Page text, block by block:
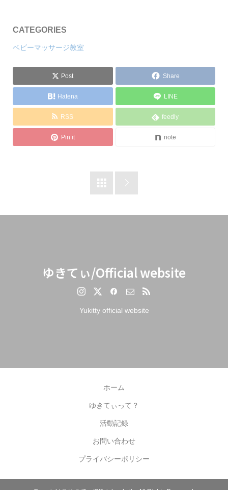
CATEGORIES
ベビーマッサージ教室
Post Share
Hatena LINE
RSS feedly
Pin it note

ゆきてぃ/Official website
Yukitty official website
ホーム
ゆきてぃって？
活動記録
お問い合わせ
プライバシーポリシー